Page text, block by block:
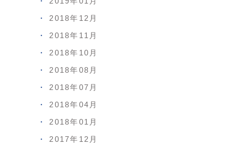
2018年12月
2018年11月
2018年10月
2018年08月
2018年07月
2018年04月
2018年01月
2017年12月